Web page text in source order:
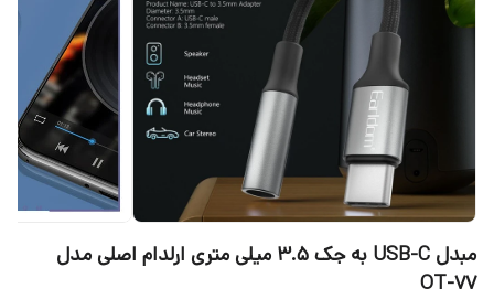
مبدل USB-C به جک 3.5 میلی متری ارلدام اصلی مدل
OT-77